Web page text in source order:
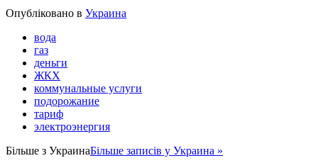
Share
Опубліковано в Украина
вода
газ
деньги
ЖКХ
коммунальные услуги
подорожание
тариф
электроэнергия
Більше з УкраинаБільше записів у Украина »